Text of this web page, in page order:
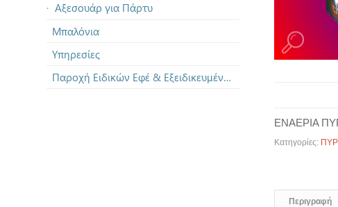
Αξεσουάρ για Πάρτυ
Μπαλόνια
Υπηρεσίες
Παροχή Ειδικών Εφέ & Εξειδικευμένων Πυροτεχνημάτων
ΕΝΑΕΡΙΑ
Κατηγορίες:
Περιγραφή